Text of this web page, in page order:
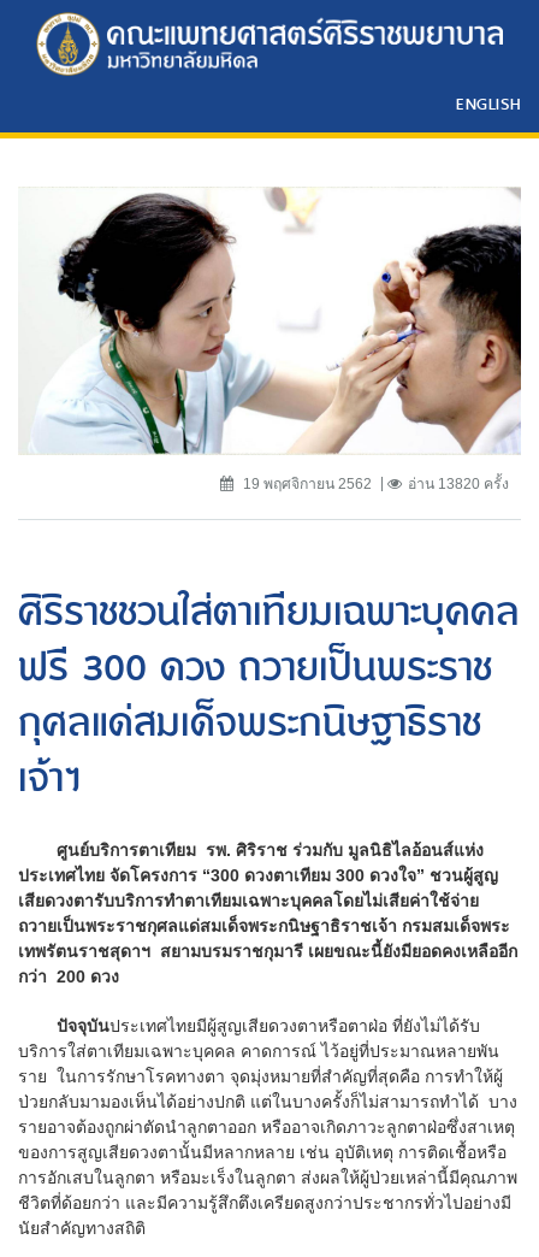
ENGLISH
19 พฤศจิกายน 2562 อ่าน 13820 ครั้ง
ศิริราชชวนใส่ตาเทียมเฉพาะบุคคล
ฟรี 300 ดวง ถวายเป็นพระราช
กุศลแด่สมเด็จพระกนิษฐาธิราช
เจ้าฯ
ศูนย์บริการตาเทียม รพ. ศิริราช ร่วมกับ มูลนิธิไลอ้อนส์แห่ง
ประเทศไทย จัดโครงการ “300 ดวงตาเทียม 300 ดวงใจ” ชวนผู้สูญ
เสียดวงตารับบริการทำตาเทียมเฉพาะบุคคลโดยไม่เสียค่าใช้จ่าย
ถวายเป็นพระราชกุศลแด่สมเด็จพระกนิษฐาธิราชเจ้า กรมสมเด็จพระ
เทพรัตนราชสุดาฯ สยามบรมราชกุมารี เผยขณะนี้ยังมียอดคงเหลืออีก
กว่า 200 ดวง
ปัจจุบันประเทศไทยมีผู้สูญเสียดวงตาหรือตาฝ่อ ที่ยังไม่ได้รับ
บริการใส่ตาเทียมเฉพาะบุคคล คาดการณ์ ไว้อยู่ที่ประมาณหลายพัน
ราย ในการรักษาโรคทางตา จุดมุ่งหมายที่สำคัญที่สุดคือ การทำให้ผู้
ป่วยกลับมามองเห็นได้อย่างปกติ แต่ในบางครั้งก็ไม่สามารถทำได้ บาง
รายอาจต้องถูกผ่าตัดนำลูกตาออก หรืออาจเกิดภาวะลูกตาฝ่อซึ่งสาเหตุ
ของการสูญเสียดวงตานั้นมีหลากหลาย เช่น อุบัติเหตุ การติดเชื้อหรือ
การอักเสบในลูกตา หรือมะเร็งในลูกตา ส่งผลให้ผู้ป่วยเหล่านี้มีคุณภาพ
ชีวิตที่ด้อยกว่า และมีความรู้สึกตึงเครียดสูงกว่าประชากรทั่วไปอย่างมี
นัยสำคัญทางสถิติ